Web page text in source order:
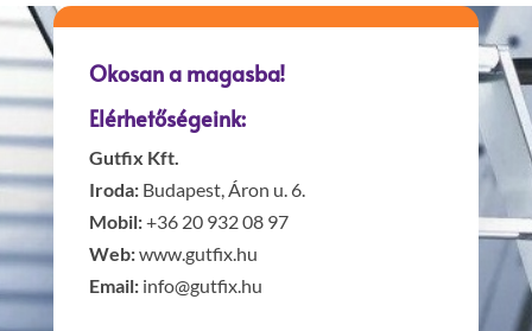
Okosan a magasba!
Elérhetőségeink:
Gutfix Kft.
Iroda:Budapest, Áron u. 6.
Mobil:+36 20 932 08 97
Web:www.gutfix.hu
Email: info@gutfix.hu